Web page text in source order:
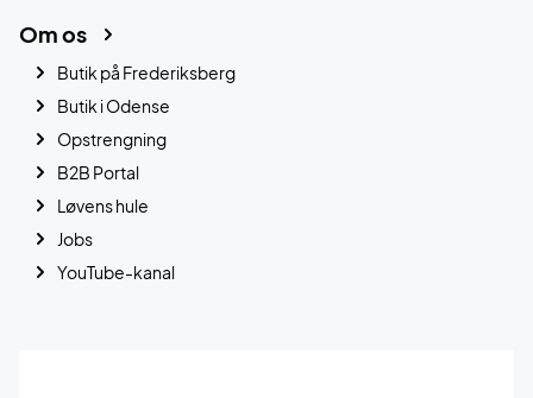
Om os
Butik på Frederiksberg
Butik i Odense
Opstrengning
B2B Portal
Løvens hule
Jobs
YouTube-kanal